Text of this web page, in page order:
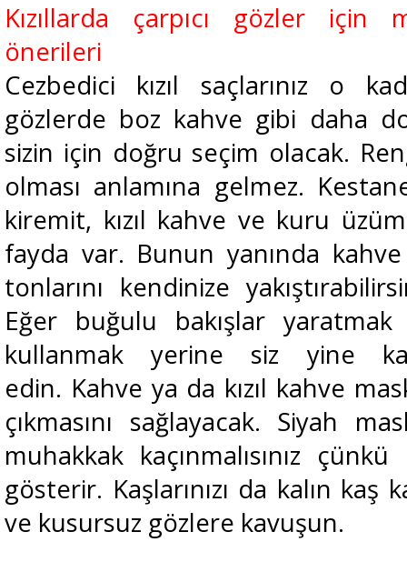
Kızıllarda çarpıcı gözler için
önerileri
Cezbedici kızıl saçlarınız o
gözlerde boz kahve gibi daha
sizin için doğru seçim olacak.
olması anlamına gelmez.
kiremit, kızıl kahve ve kuru
fayda var. Bunun yanında
tonlarını kendinize
Eğer buğulu bakışlar
kullanmak yerine siz yine
edin. Kahve ya da kızıl kahve
çıkmasını sağlayacak. Siyah
muhakkak kaçınmalısınız çünkü
gösterir. Kaşlarınızı da kalın
ve kusursuz gözlere kavuşun.